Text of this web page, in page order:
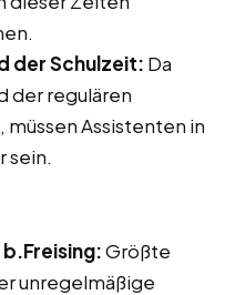
der Schulzeit: Da
der regulären
Assistenten in
sein.
Größte
unregelmäßige